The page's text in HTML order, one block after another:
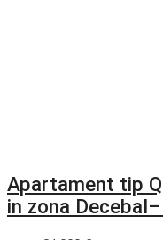
Apartament tip
in zona